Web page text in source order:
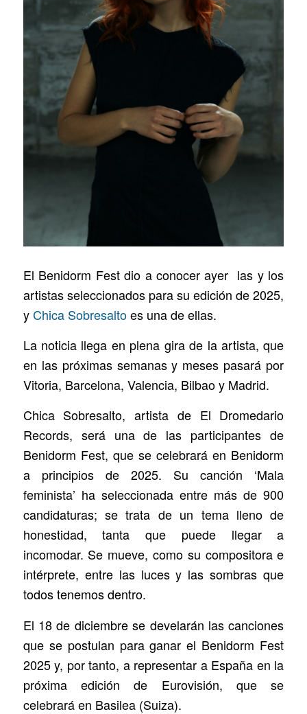
El Benidorm Fest dio a conocer ayer las y los
artistas seleccionados para su edición de 2025,
yChica Sobresaltoes una de ellas.
La noticia llega en plena gira de la artista, que
en las próximas semanas y meses pasará por
Vitoria, Barcelona, Valencia, Bilbao y Madrid.
Chica Sobresalto, artista de El Dromedario
Records, será una de las participantes de
Benidorm Fest, que se celebrará en Benidorm
a principios de 2025. Su canción ‘Mala
feminista’ ha seleccionada entre más de 900
candidaturas; se trata de un tema lleno de
honestidad, tanta que puede llegar a
incomodar. Se mueve, como su compositora e
intérprete, entre las luces y las sombras que
todos tenemos dentro.
El 18 de diciembre se develarán las canciones
que se postulan para ganar el Benidorm Fest
2025 y, por tanto, a representar a España en la
próxima edición de Eurovisión, que se
celebrará en Basilea (Suiza).